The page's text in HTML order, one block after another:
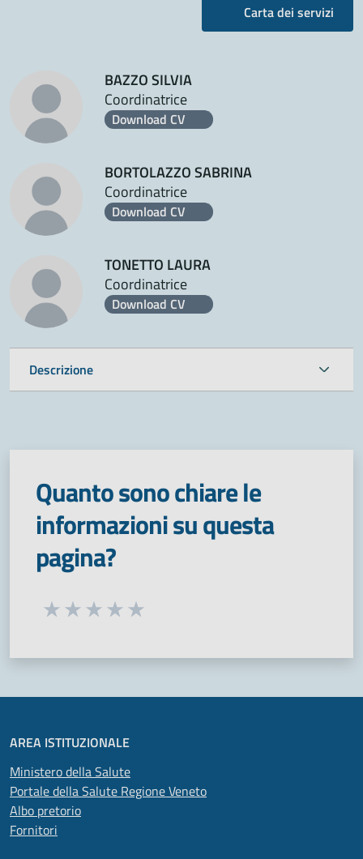
Carta dei servizi
BAZZO SILVIA
Coordinatrice
Download CV
BORTOLAZZO SABRINA
Coordinatrice
Download CV
TONETTO LAURA
Coordinatrice
Download CV
Descrizione
Quanto sono chiare le
informazioni su questa
pagina?
Seleziona una valutazione da 1 a 5 stelle
AREA ISTITUZIONALE
Ministero della Salute
Portale della Salute Regione Veneto
Albo pretorio
Fornitori